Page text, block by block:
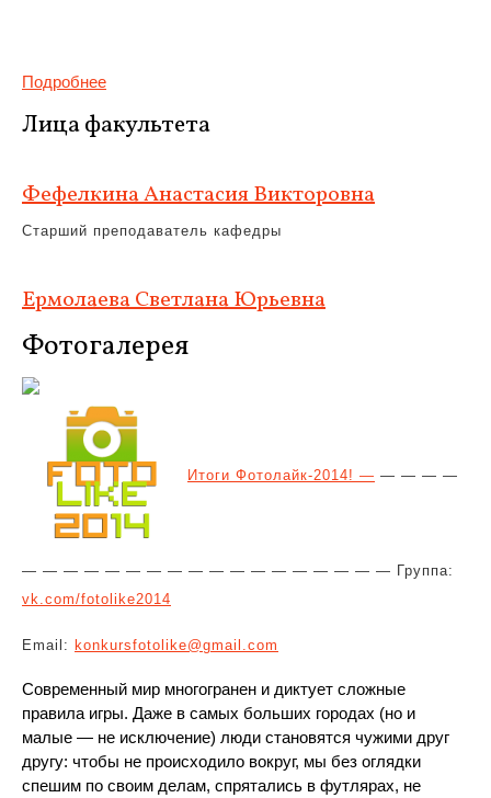
Подробнее
Лица факультета
Фефелкина Анастасия Викторовна
Старший преподаватель кафедры
Ермолаева Светлана Юрьевна
Фотогалерея
Итоги Фотолайк-2014! — — — — —
— — — — — — — — — — — — — — — — — — Группа:
vk.com/fotolike2014
Email: konkursfotolike@gmail.com
Современный мир многогранен и диктует сложные
правила игры. Даже в самых больших городах (но и
малые — не исключение) люди становятся чужими друг
другу: чтобы не происходило вокруг, мы без оглядки
спешим по своим делам, спрятались в футлярах, не